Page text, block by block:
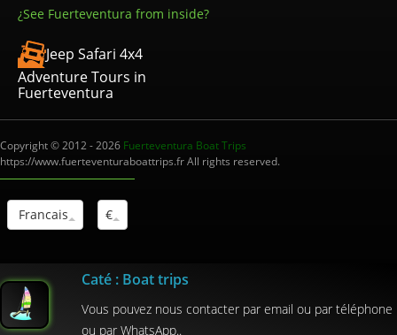
¿See Fuerteventura from inside?
Jeep Safari 4x4
Adventure Tours in
Fuerteventura
Copyright © 2012 - 2026 Fuerteventura Boat Trips
https://www.fuerteventuraboattrips.fr All rights reserved.
Francais €
Interm.Turistico: I-0004012.1
Caté : Boat trips
Vous pouvez nous contacter par email ou par téléphone
ou par WhatsApp..